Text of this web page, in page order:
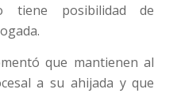
tiene posibilidad de
que mantienen al
a su ahijada y que